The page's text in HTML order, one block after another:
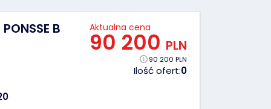
BEAVER – 2007 – 129 kW –
Aktualna cena
90 200 PLN
90 200 PLN
Ilość ofert:0